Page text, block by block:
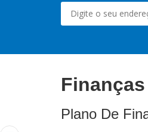
Finanças
Plano De